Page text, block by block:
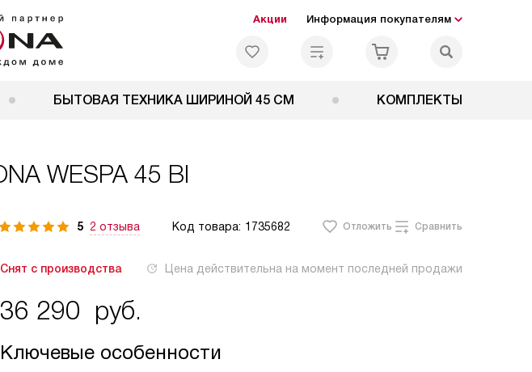
Акции Информация покупателям
БЫТОВАЯ ТЕХНИКА ШИРИНОЙ 45 СМ КОМПЛЕКТЫ
WESPA 45 BI
5 2 отзыва Код товара: 1735682 Отложить Сравнить
Снят с производства Цена действительна на момент последней продажи
36 290 руб.
Ключевые особенности